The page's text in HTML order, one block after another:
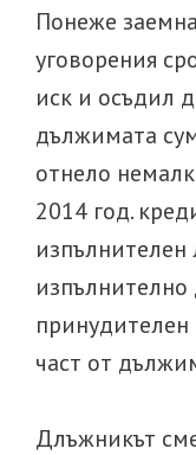
Понеже
уговорения
иск и осъдил
дължимата
отнело
2014 год.
изпълнителен
принудителен
част от
Длъжникът